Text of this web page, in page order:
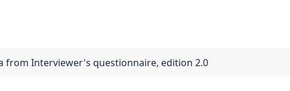
from Interviewer's questionnaire, edition 2.0